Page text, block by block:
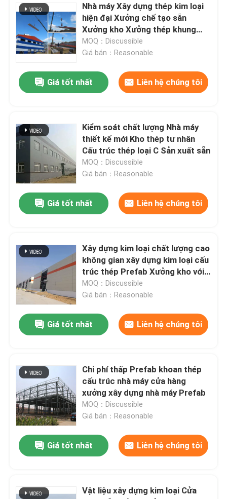
Các sản phẩm
Về chúng tôi
Tham quan nhà máy
Liên hệ chúng tôi
Yêu cầu báo giá
Các tòa nhà cấu trúc thép
xưởng kết cấu thép
Các tấm sandwich cách nhiệt
Kho thép tiền chế
vật liệu xây dựng kim loại
Nhà máy Xây dựng thép kim loại
hiện đại Xưởng chế tạo sẵn
Xưởng kho Xưởng thép khung
kho Xưởng kho Xưởng bán
MOQ：Discussible
Giá bán：Reasonable
Giá tốt nhất Liên hệ chúng tôi
Kiểm soát chất lượng Nhà máy
thiết kế mới Kho thép tư nhân
Cấu trúc thép loại C Sản xuất sẵn
MOQ：Discussible
Giá bán：Reasonable
Giá tốt nhất Liên hệ chúng tôi
Xây dựng kim loại chất lượng cao
không gian xây dựng kim loại cấu
trúc thép Prefab Xưởng kho với
tấm thép màu
MOQ：Discussible
Giá bán：Reasonable
Giá tốt nhất Liên hệ chúng tôi
Chi phí thấp Prefab khoan thép
cấu trúc nhà máy cửa hàng
xưởng xây dựng nhà máy Prefab
MOQ：Discussible
Giá bán：Reasonable
Giá tốt nhất Liên hệ chúng tôi
Vật liệu xây dựng kim loại Cửa